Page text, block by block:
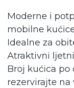
Moderne i
mobilne
Idealne za
Atraktivni
Broj kućica po
rezervirajte na